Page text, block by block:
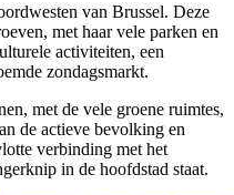
van Brussel. Deze
met haar vele parken en
activiteiten, een
zondagsmarkt.
met de vele groene ruimtes,
de actieve bevolking en
verbinding met het
in de hoofdstad staat.